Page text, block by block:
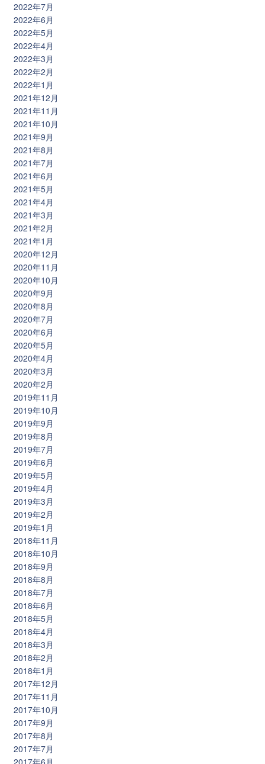
2022年7月
2022年6月
2022年5月
2022年4月
2022年3月
2022年2月
2022年1月
2021年12月
2021年11月
2021年10月
2021年9月
2021年8月
2021年7月
2021年6月
2021年5月
2021年4月
2021年3月
2021年2月
2021年1月
2020年12月
2020年11月
2020年10月
2020年9月
2020年8月
2020年7月
2020年6月
2020年5月
2020年4月
2020年3月
2020年2月
2019年11月
2019年10月
2019年9月
2019年8月
2019年7月
2019年6月
2019年5月
2019年4月
2019年3月
2019年2月
2019年1月
2018年11月
2018年10月
2018年9月
2018年8月
2018年7月
2018年6月
2018年5月
2018年4月
2018年3月
2018年2月
2018年1月
2017年12月
2017年11月
2017年10月
2017年9月
2017年8月
2017年7月